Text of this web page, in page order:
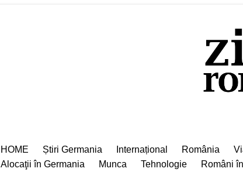
HOME Știri Germania Internațional România
Alocaţii în Germania
Munca Tehnologie Români